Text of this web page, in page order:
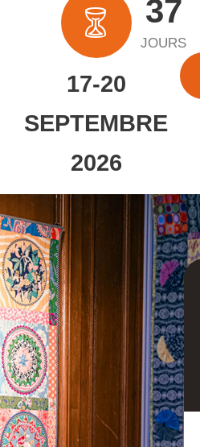
17-20
SEPTEMBRE
2026
Val d’Argent, Alsace,
France
37
JOURS